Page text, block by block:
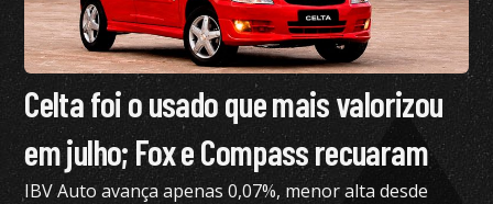
Celta foi o usado que mais valorizou
em julho; Fox e Compass recuaram
IBV Auto avança apenas 0,07%, menor alta desde